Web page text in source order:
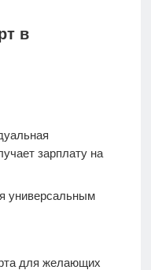
в
зарплату на
универсальным
для желающих